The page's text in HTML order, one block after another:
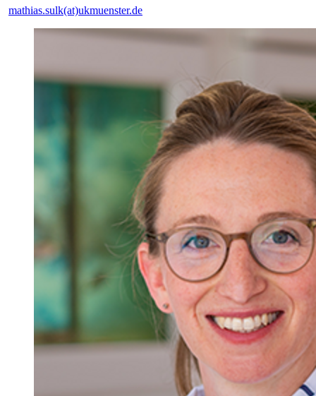
mathias.sulk(at)ukmuenster.de